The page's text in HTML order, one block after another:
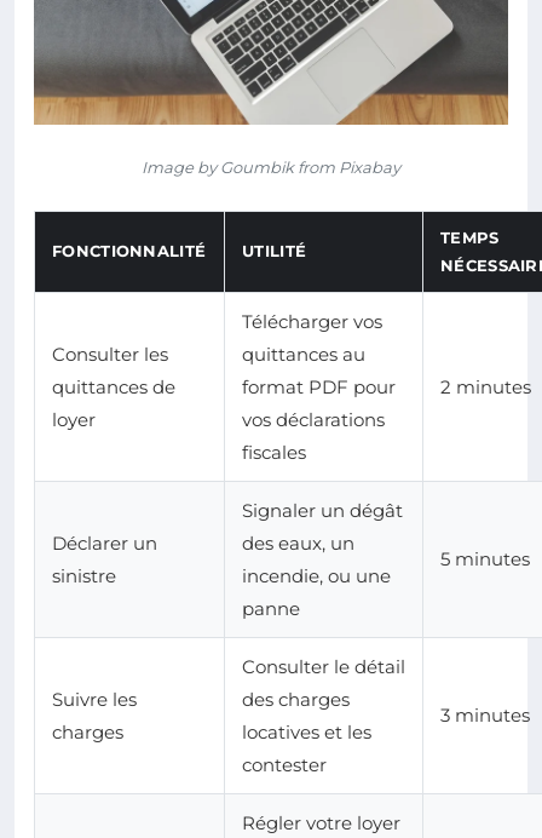
Image by Goumbik from Pixabay
FONCTIONNALITÉ UTILITÉ
TEMPS
Consulter les
quittances de
loyer
Télécharger vos
quittances au
format PDF pour
vos déclarations
fiscales
2 minutes
Déclarer un
sinistre
Signaler un dégât
des eaux, un
incendie, ou une
panne
5 minutes
Suivre les
charges
Consulter le détail
des charges
locatives et les
contester
3 minutes
Régler votre loyer